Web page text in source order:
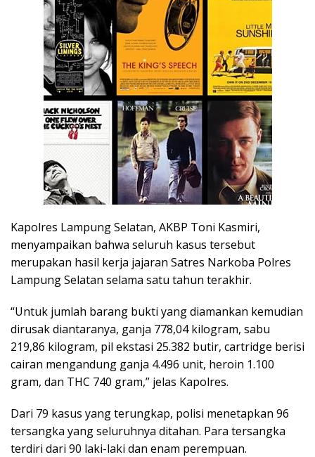
Kapolres Lampung Selatan, AKBP Toni Kasmiri,
menyampaikan bahwa seluruh kasus tersebut
merupakan hasil kerja jajaran Satres Narkoba Polres
Lampung Selatan selama satu tahun terakhir.
“Untuk jumlah barang bukti yang diamankan kemudian
dirusak diantaranya, ganja 778,04 kilogram, sabu
219,86 kilogram, pil ekstasi 25.382 butir, cartridge berisi
cairan mengandung ganja 4.496 unit, heroin 1.100
gram, dan THC 740 gram,” jelas Kapolres.
Dari 79 kasus yang terungkap, polisi menetapkan 96
tersangka yang seluruhnya ditahan. Para tersangka
terdiri dari 90 laki-laki dan enam perempuan.